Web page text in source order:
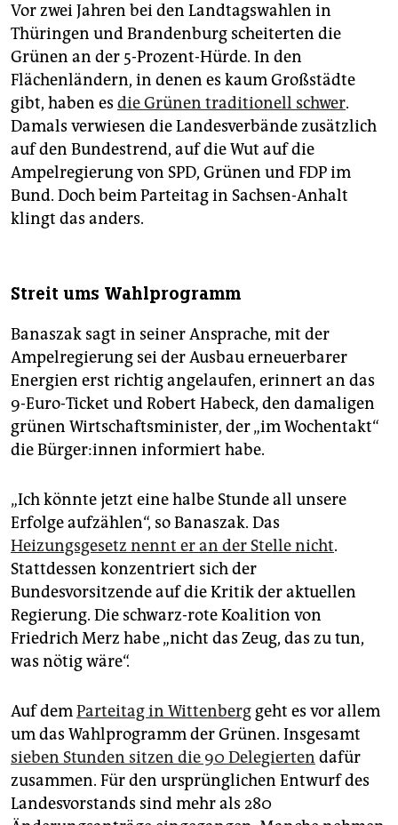
Vor zwei Jahren bei den Landtagswahlen in
Thüringen und Brandenburg scheiterten die
Grünen an der 5-Prozent-Hürde. In den
Flächenländern, in denen es kaum Großstädte
gibt, haben es die Grünen traditionell schwer.
Damals verwiesen die Landesverbände zusätzlich
auf den Bundestrend, auf die Wut auf die
Ampelregierung von SPD, Grünen und FDP im
Bund. Doch beim Parteitag in Sachsen-Anhalt
klingt das anders.
Streit ums Wahlprogramm
Banaszak sagt in seiner Ansprache, mit der
Ampelregierung sei der Ausbau erneuerbarer
Energien erst richtig angelaufen, erinnert an das
9-Euro-Ticket und Robert Habeck, den damaligen
grünen Wirtschaftsminister, der „im Wochentakt“
die Bür­ge­r:in­nen informiert habe.
„Ich könnte jetzt eine halbe Stunde all unsere
Erfolge aufzählen“, so Banaszak. Das
Heizungsgesetz nennt er an der Stelle nicht.
Stattdessen konzentriert sich der
Bundesvorsitzende auf die Kritik der aktuellen
Regierung. Die schwarz-rote Koalition von
Friedrich Merz habe „nicht das Zeug, das zu tun,
was nötig wäre“.
Auf demParteitag in Wittenberg geht es vor allem
um das Wahlprogramm der Grünen. Insgesamt
sieben Stunden sitzen die 90 Delegierten dafür
zusammen. Für den ursprünglichen Entwurf des
Landesvorstands sind mehr als 280